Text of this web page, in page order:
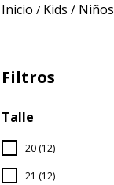
Inicio / Kids / Niños
Filtros
Talle
20 (12)
21 (12)